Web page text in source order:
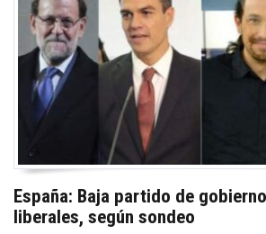
España: Baja partido de
liberales, según sondeo